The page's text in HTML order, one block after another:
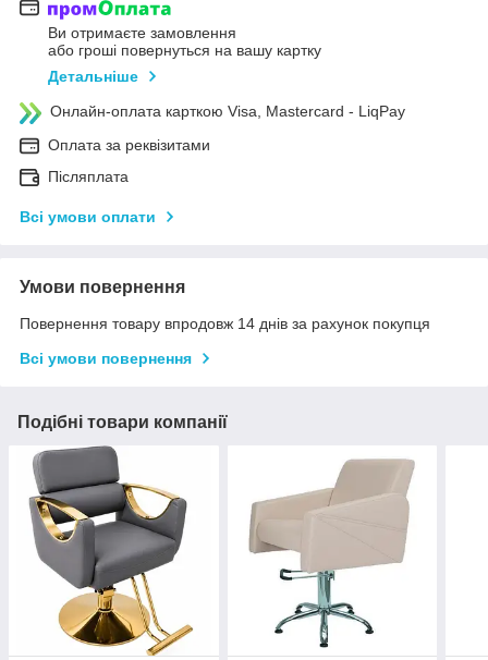
Ви отримаєте замовлення
або гроші повернуться на вашу картку
Детальніше
Онлайн-оплата карткою Visa, Mastercard - LiqPay
Оплата за реквізитами
Післяплата
Всі умови оплати
Умови повернення
Повернення товару впродовж 14 днів за рахунок покупця
Всі умови повернення
Подібні товари компанії